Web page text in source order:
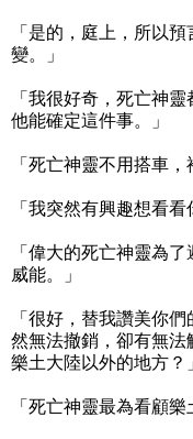
「是的，庭上，所以
變。」
「我很好奇，死亡神
他能確定這件事。」
「死亡神靈不用搭車
「我突然有興趣想看
「偉大的死亡神靈為
威能。」
「很好，替我讚美你
然無法撤銷，卻有無
樂土大陸以外的地方？
「死亡神靈最為看顧